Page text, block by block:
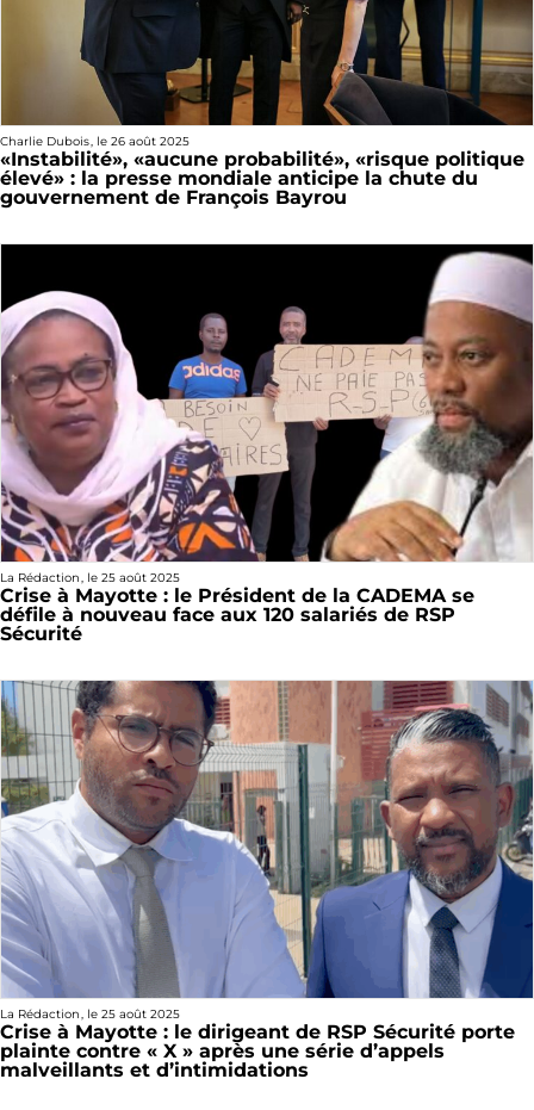
Charlie Dubois, le 26 août 2025
«Instabilité», «aucune probabilité», «risque politique
élevé» : la presse mondiale anticipe la chute du
gouvernement de François Bayrou
La Rédaction, le 25 août 2025
Crise à Mayotte : le Président de la CADEMA se
défile à nouveau face aux 120 salariés de RSP
Sécurité
La Rédaction, le 25 août 2025
Crise à Mayotte : le dirigeant de RSP Sécurité porte
plainte contre « X » après une série d’appels
malveillants et d’intimidations